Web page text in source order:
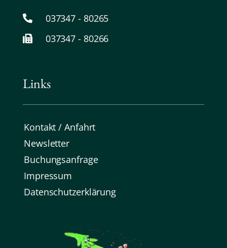
037347 - 80265
037347 - 80266
Links
Kontakt / Anfahrt
Newsletter
Buchungsanfrage
Impressum
Datenschutz­erklärung